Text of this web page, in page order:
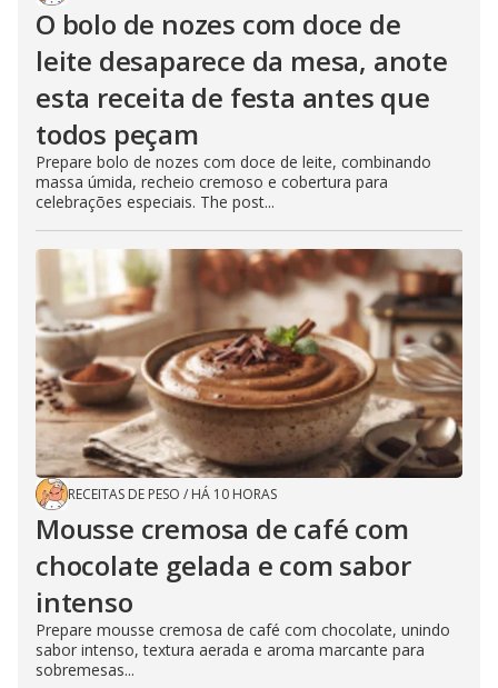
O bolo de nozes com doce de
leite desaparece da mesa, anote
esta receita de festa antes que
todos peçam
Prepare bolo de nozes com doce de leite, combinando
massa úmida, recheio cremoso e cobertura para
celebrações especiais. The post...
RECEITAS DE PESO / HÁ 10 HORAS
Mousse cremosa de café com
chocolate gelada e com sabor
intenso
Prepare mousse cremosa de café com chocolate, unindo
sabor intenso, textura aerada e aroma marcante para
sobremesas...